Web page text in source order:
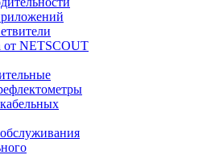
от NETSCOUT